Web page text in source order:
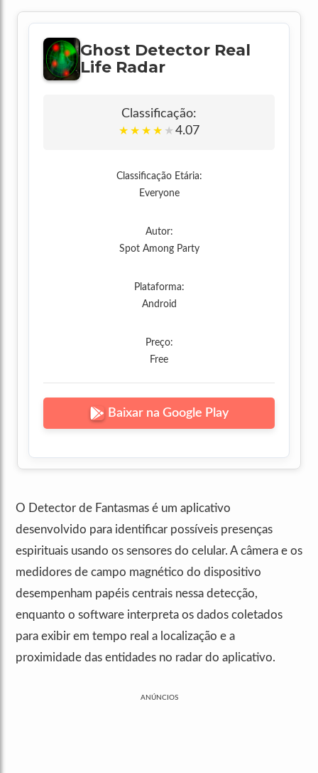
Ghost Detector Real
Life Radar
Classificação:
★ ★ ★ ★ ★ 4.07
Classificação Etária:
Everyone
Autor:
Spot Among Party
Plataforma:
Android
Preço:
Free
Baixar na Google Play
O Detector de Fantasmas é um aplicativo
desenvolvido para identificar possíveis presenças
espirituais usando os sensores do celular. A câmera e os
medidores de campo magnético do dispositivo
desempenham papéis centrais nessa detecção,
enquanto o software interpreta os dados coletados
para exibir em tempo real a localização e a
proximidade das entidades no radar do aplicativo.
ANÚNCIOS